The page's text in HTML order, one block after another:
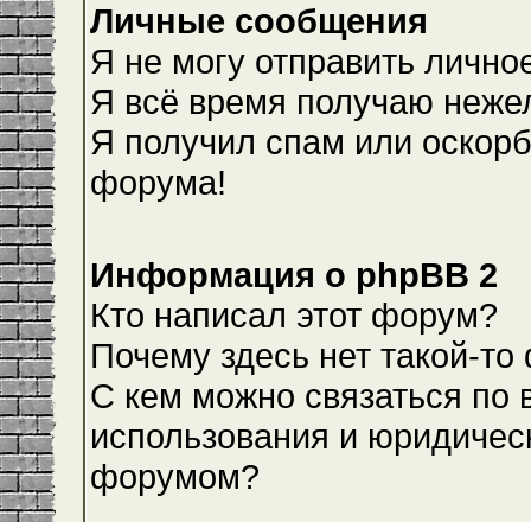
Личные сообщения
Я не могу отправить
Я всё время получаю
Я получил спам или
форума!
Информация о phpBB 2
Кто написал этот форум?
Почему здесь нет такой-
С кем можно связаться по
использования и
форумом?